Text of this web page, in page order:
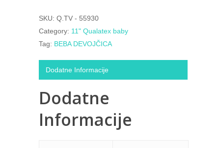
SKU: Q.TV - 55930
Category: 11" Qualatex baby
Tag: BEBA DEVOJČICA
Dodatne Informacije
Dodatne
Informacije